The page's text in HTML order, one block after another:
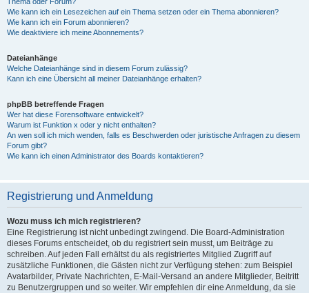
Wie kann ich ein Lesezeichen auf ein Thema setzen oder ein Thema abonnieren?
Wie kann ich ein Forum abonnieren?
Wie deaktiviere ich meine Abonnements?
Dateianhänge
Welche Dateianhänge sind in diesem Forum zulässig?
Kann ich eine Übersicht all meiner Dateianhänge erhalten?
phpBB betreffende Fragen
Wer hat diese Forensoftware entwickelt?
Warum ist Funktion x oder y nicht enthalten?
An wen soll ich mich wenden, falls es Beschwerden oder juristische Anfragen zu diesem
Forum gibt?
Wie kann ich einen Administrator des Boards kontaktieren?
Registrierung und Anmeldung
Wozu muss ich mich registrieren?
Eine Registrierung ist nicht unbedingt zwingend. Die Board-Administration
dieses Forums entscheidet, ob du registriert sein musst, um Beiträge zu
schreiben. Auf jeden Fall erhältst du als registriertes Mitglied Zugriff auf
zusätzliche Funktionen, die Gästen nicht zur Verfügung stehen: zum Beispiel
Avatarbilder, Private Nachrichten, E-Mail-Versand an andere Mitglieder, Beitritt
zu Benutzergruppen und so weiter. Wir empfehlen dir eine Anmeldung, da sie